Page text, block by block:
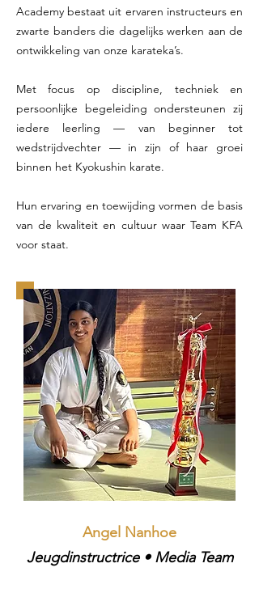
Academy bestaat uit ervaren instructeurs en
zwarte banders die dagelijks werken aan de
ontwikkeling van onze karateka’s.
Met focus op discipline, techniek en
persoonlijke begeleiding ondersteunen zij
iedere leerling — van beginner tot
wedstrijdvechter — in zijn of haar groei
binnen het Kyokushin karate.
Hun ervaring en toewijding vormen de basis
van de kwaliteit en cultuur waar Team KFA
voor staat.
Angel Nanhoe​
Jeugdinstructrice • Media Team